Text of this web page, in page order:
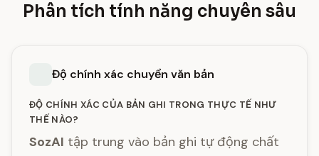
Phân tích tính năng chuyên sâu
Độ chính xác chuyển văn bản
ĐỘ CHÍNH XÁC CỦA BẢN GHI TRONG THỰC TẾ NHƯ
THẾ NÀO?
SozAI tập trung vào bản ghi tự động chất